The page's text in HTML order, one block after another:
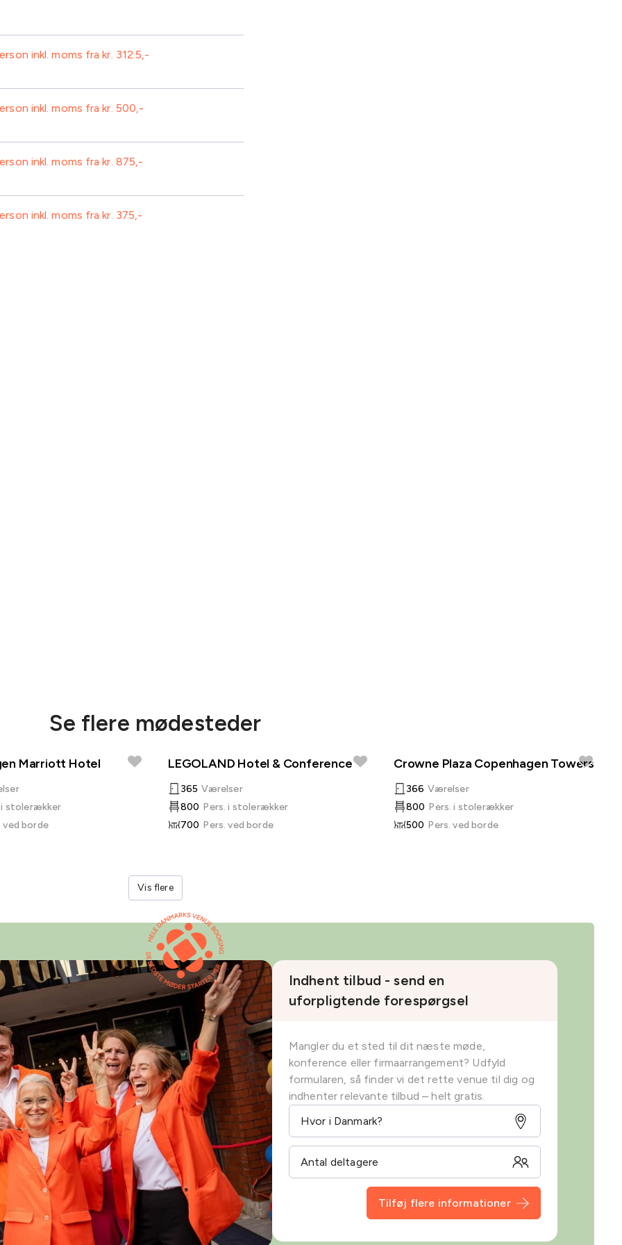
inkl. moms fra kr. 312.5
Plenum
inkl. moms fra kr. 500
Frokost
inkl. moms fra kr. 875
inkl. moms fra kr. 375
Se flere mødesteder
Marriott Hotel
i stolerækker
ved borde
LEGOLAND Hotel & Conference
365 Værelser
800 Pers. i stolerækker
700 Pers. ved borde
Crowne Plaza Copenhagen Towers
366 Værelser
800 Pers. i stolerækker
500 Pers. ved borde
Vis flere
Indhent tilbud - send en
uforpligtende forespørgsel
Mangler du et sted til dit næste møde,
konference eller firmaarrangement? Udfyld
formularen, så finder vi det rette venue til dig og
indhenter relevante tilbud – helt gratis.
Tilføj flere informationer